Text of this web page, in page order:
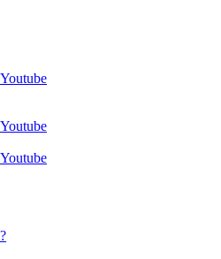
Youtube
Youtube
Youtube